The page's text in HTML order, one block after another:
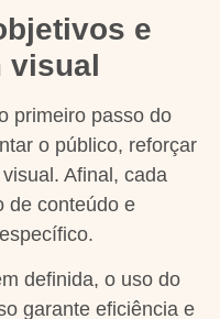
e
visual
primeiro passo do
o público, reforçar
Afinal, cada
de conteúdo e
definida, o uso do
garante eficiência e